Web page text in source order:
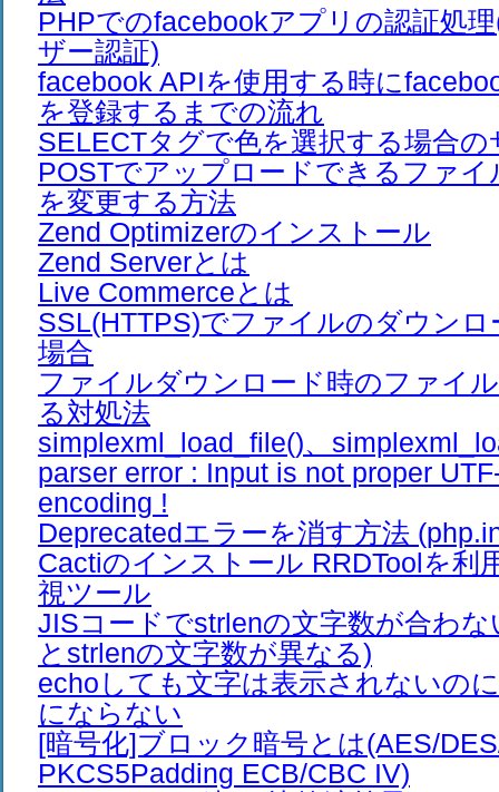
PHPでのfacebookアプリの認証処
ザー認証)
facebook APIを使用する時に
を登録するまでの流れ
SELECTタグで色を選択する場合の
POSTでアップロードできるファ
を変更する方法
Zend Optimizerのインストール
Zend Serverとは
Live Commerceとは
SSL(HTTPS)でファイルのダウン
場合
ファイルダウンロード時のファイ
る対処法
simplexml_load_file()、
parser error : Input is not proper
encoding !
Deprecatedエラーを消す方法
Cactiのインストール RRDToolを利
視ツール
JISコードでstrlenの文字数が合わな
とstrlenの文字数が異なる)
echoしても文字は表示されないの
にならない
[暗号化]ブロック暗号とは(AES/
PKCS5Padding ECB/CBC IV)